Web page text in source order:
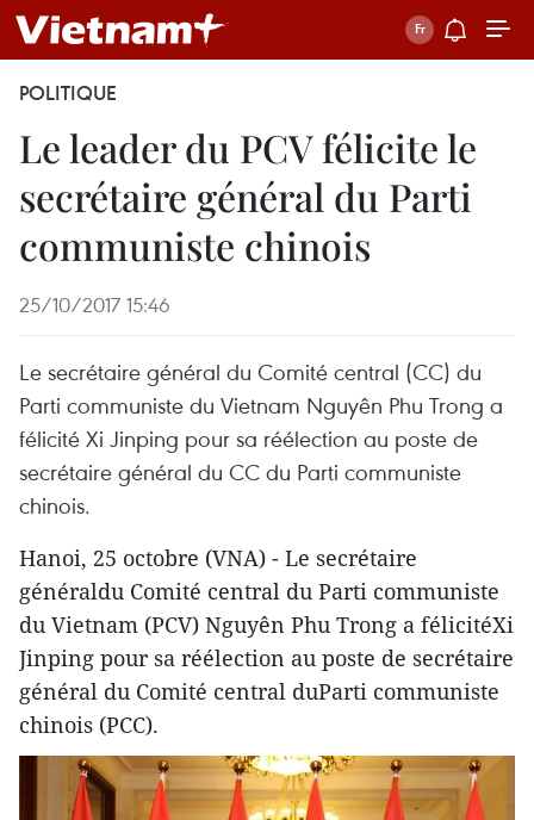
POLITIQUE
Le leader du PCV félicite le
secrétaire général du Parti
communiste chinois
25/10/2017 15:46
Le secrétaire général du Comité central (CC) du
Parti communiste du Vietnam Nguyên Phu Trong a
félicité Xi Jinping pour sa réélection au poste de
secrétaire général du CC du Parti communiste
chinois.
Hanoi, 25 octobre (VNA) - Le secrétaire
généraldu Comité central du Parti communiste
du Vietnam (PCV) Nguyên Phu Trong a félicitéXi
Jinping pour sa réélection au poste de secrétaire
général du Comité central duParti communiste
chinois (PCC).